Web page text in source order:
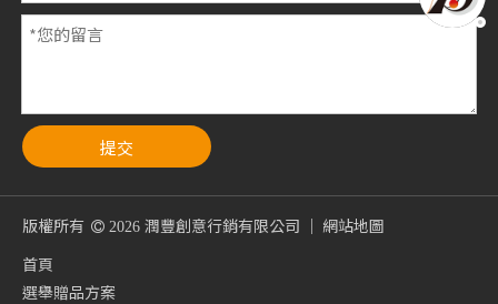
提交
版權所有  2026 潤豐創意行銷有限公司 ｜ 網站地圖
首頁
選舉贈品方案